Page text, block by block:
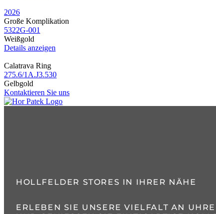
2026
Große Komplikation
5322G​-001
Weißgold
Details anzeigen
Calatrava Ring
275.6​/1A.J3.530
Gelbgold
Kontaktieren Sie uns
HOLLFELDER STORES IN IHRER NÄHE
ERLEBEN SIE UNSERE VIELFALT AN